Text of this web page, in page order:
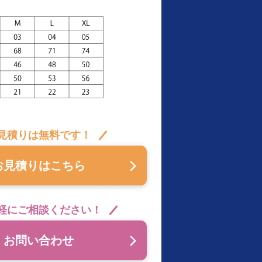
積りは無料です！
見積りはこちら
にご相談ください！
お問い合わせ